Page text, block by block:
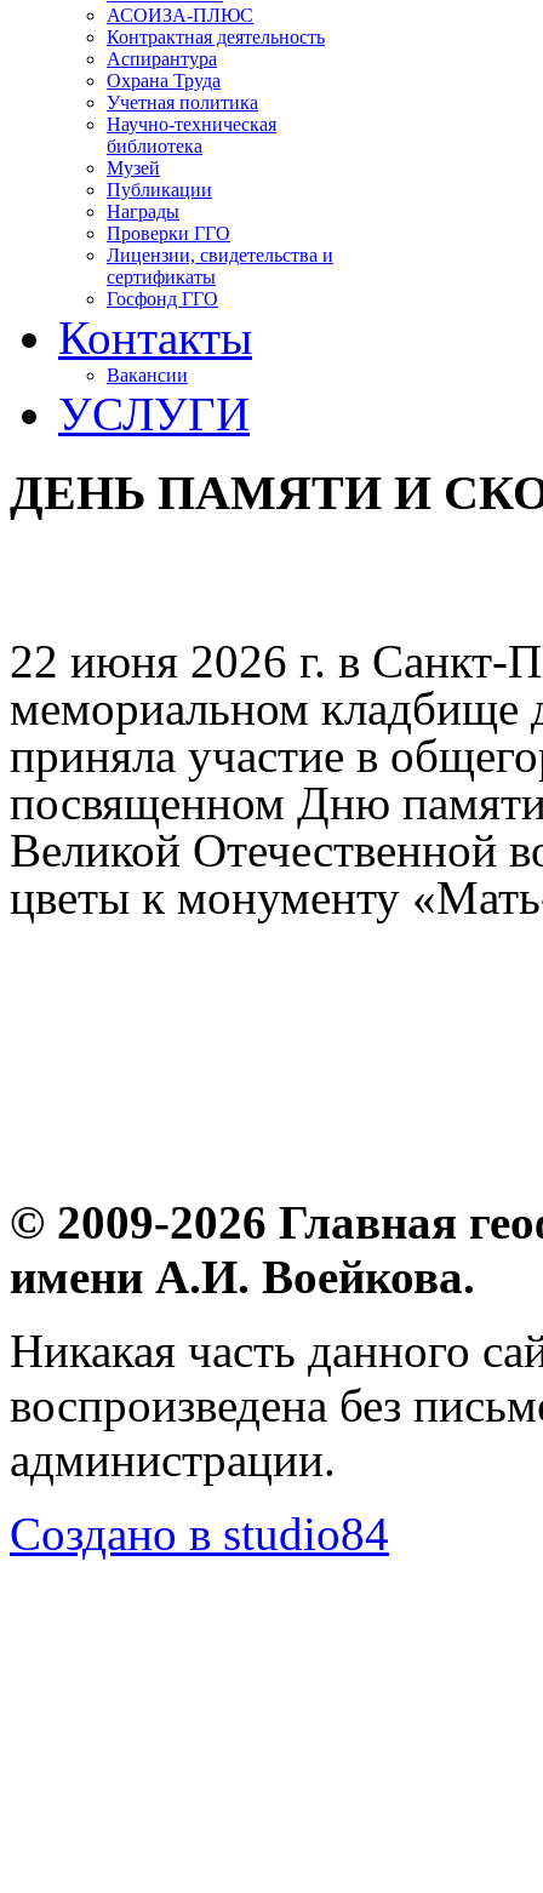
АСОИЗА-ПЛЮС
Контрактная деятельность
Аспирантура
Охрана Труда
Учетная политика
Научно-техническая
библиотека
Музей
Публикации
Награды
Проверки ГГО
Лицензии, свидетельства и
сертификаты
Госфонд ГГО
Контакты
Вакансии
УСЛУГИ
ДЕНЬ ПАМЯТИ И
22 июня 2026 г. в Санкт-
мемориальном кладбище
приняла участие в
посвященном Дню
Великой Отечественной
цветы к монументу
© 2009-2026 Главная
имени А.И. Воейкова.
Никакая часть данного
воспроизведена без
администрации.
Создано в studio84